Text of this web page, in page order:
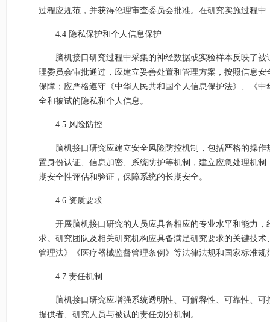
过程应规范，并获得伦理审查委员会批准。在研究实施过程
4.4 隐私保护和个人信息保护
脑机接口研究过程中采集的神经数据或实验样本反映了
理委员会审批通过，应建立妥善处置和管理方案，按照信息
保障；应严格遵守《中华人民共和国个人信息保护法》、《
全和被试的隐私和个人信息。
4.5 风险防控
脑机接口研究应建立安全风险防控机制，包括严格的操
置身份认证、信息加密、系统防护等机制，建立应急处理机
期安全性评估和验证，保障系统的长期安全。
4.6 资质要求
开展脑机接口研究的人员应具备相应的专业水平和能力
求。研究团队及相关研究机构应具备满足研究要求的关键技
管理法》《医疗器械监督管理条例》等法律法规和国家标准规
4.7 责任机制
脑机接口研究应增强系统透明性、可解释性、可靠性、
提供者、研究人员与被试的责任划分机制。